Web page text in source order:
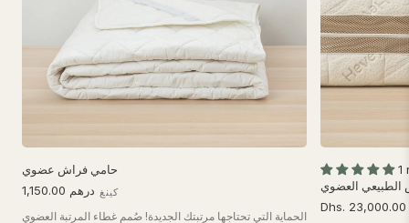
حامي فراش عضوي
درهم 1,150.00 كينغ
الحماية التي تحتاجها مرتبتك الجديدة! صُمم غطاء المرتبة العضوي
1
Dhs. 23,000.00